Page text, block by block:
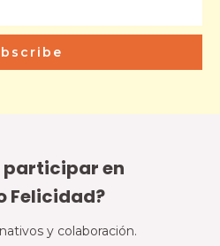
participar en
Felicidad?
y colaboración.